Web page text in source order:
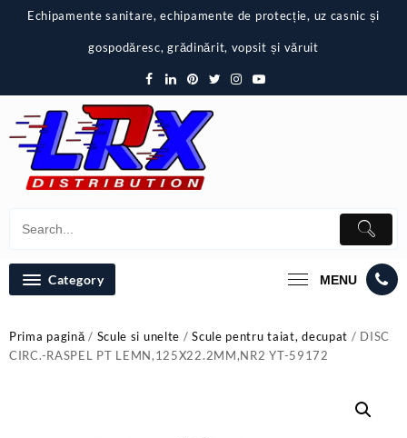
Echipamente sanitare, echipamente de protecție, uz casnic și
gospodăresc, grădinărit, vopsit și văruit
Category MENU
Prima pagină/ Scule si unelte /Scule pentru taiat, decupat / DISC
CIRC.-RASPEL PT LEMN,125X22.2MM,NR2 YT-59172